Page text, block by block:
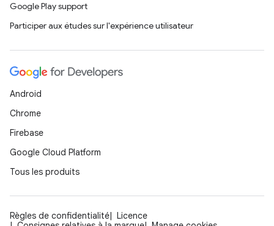
Google Play support
Participer aux études sur l'expérience utilisateur
Android
Chrome
Firebase
Google Cloud Platform
Tous les produits
Règles de confidentialité
Licence